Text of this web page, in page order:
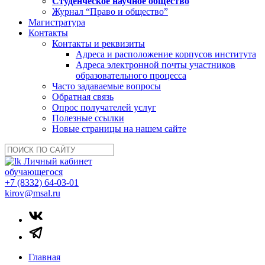
Журнал “Право и общество”
Магистратура
Контакты
Контакты и реквизиты
Адреса и расположение корпусов института
Адреса электронной почты участников
образовательного процесса
Часто задаваемые вопросы
Обратная связь
Опрос получателей услуг
Полезные ссылки
Новые страницы на нашем сайте
Личный кабинет
обучающегося
+7 (8332) 64-03-01
kirov@msal.ru
Главная